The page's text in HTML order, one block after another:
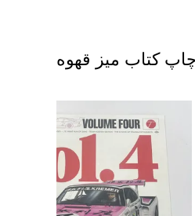
کتاب میز قهوه